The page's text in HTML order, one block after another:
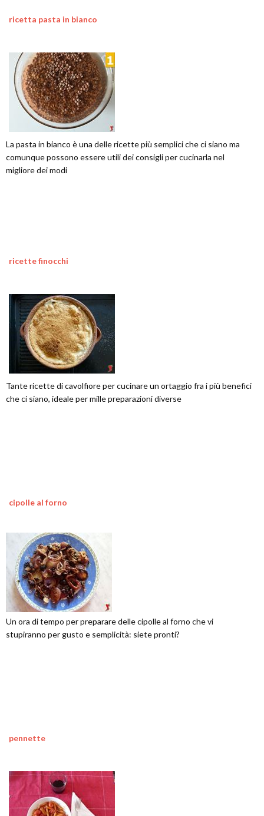
ricetta pasta in bianco
La pasta in bianco è una delle ricette più semplici che ci siano ma
comunque possono essere utili dei consigli per cucinarla nel
migliore dei modi
ricette finocchi
Tante ricette di cavolfiore per cucinare un ortaggio fra i più benefici
che ci siano, ideale per mille preparazioni diverse
cipolle al forno
Un ora di tempo per preparare delle cipolle al forno che vi
stupiranno per gusto e semplicità: siete pronti?
pennette